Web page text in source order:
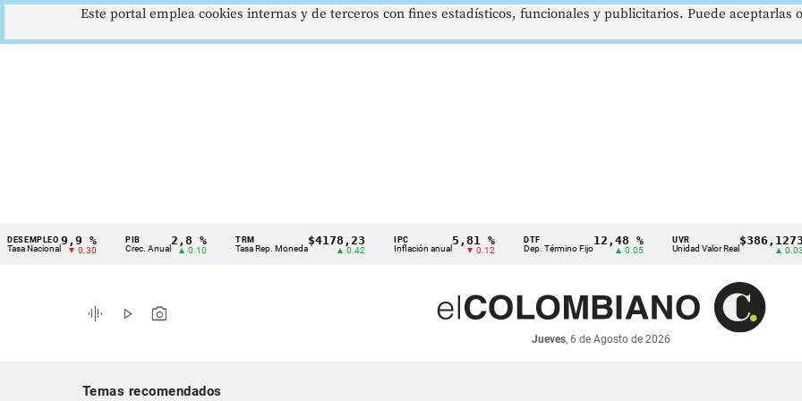
Cintillo
indicadores
económicos
9,9 %
▼ 0.30
PIB
Crec. Anual
2,8 %
▲ 0.10
TRM
Tasa Rep. Moneda
$4178,23
▲ 0.42
IPC
Inflación anual
5,81 %
▼ 0.12
DTF
Dep. Término Fijo
12,48 %
▲ 0.05
UVR
Unidad Valor Real
$386,1273
graphic_eq play_arrow photo_camera
Jueves, 6 de Agosto de 2026
Temas recomendados
Este portal emplea cookies internas y de terceros con fines estadísticos, funcionales y publicitarios. Puede aceptarlas